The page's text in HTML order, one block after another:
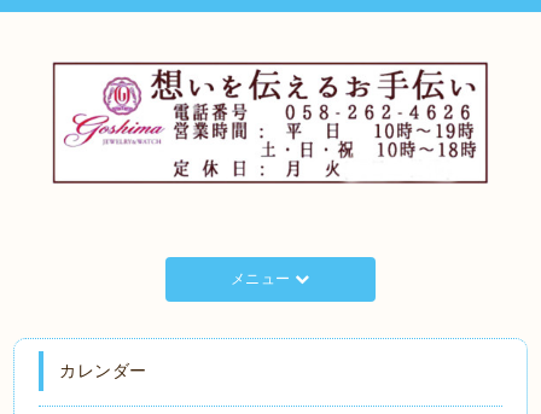
メニュー
カレンダー